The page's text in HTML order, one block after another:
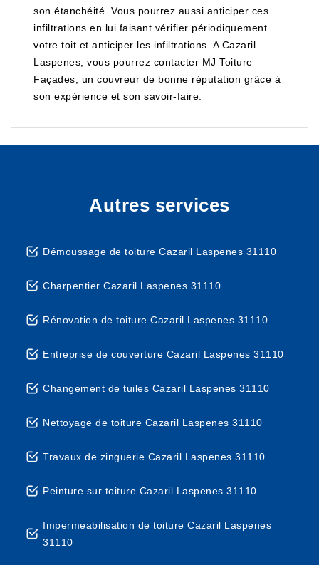
son étanchéité. Vous pourrez aussi anticiper ces
infiltrations en lui faisant vérifier périodiquement
votre toit et anticiper les infiltrations. A Cazaril
Laspenes, vous pourrez contacter MJ Toiture
Façades, un couvreur de bonne réputation grâce à
son expérience et son savoir-faire.
Autres services
Démoussage de toiture Cazaril Laspenes 31110
Charpentier Cazaril Laspenes 31110
Rénovation de toiture Cazaril Laspenes 31110
Entreprise de couverture Cazaril Laspenes 31110
Changement de tuiles Cazaril Laspenes 31110
Nettoyage de toiture Cazaril Laspenes 31110
Travaux de zinguerie Cazaril Laspenes 31110
Peinture sur toiture Cazaril Laspenes 31110
Impermeabilisation de toiture Cazaril Laspenes
31110